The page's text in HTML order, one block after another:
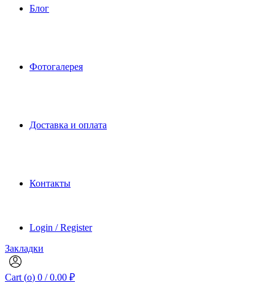
Блог
Фотогалерея
Доставка и оплата
Контакты
Login / Register
Закладки
Cart (o) 0 / 0.00 ₽